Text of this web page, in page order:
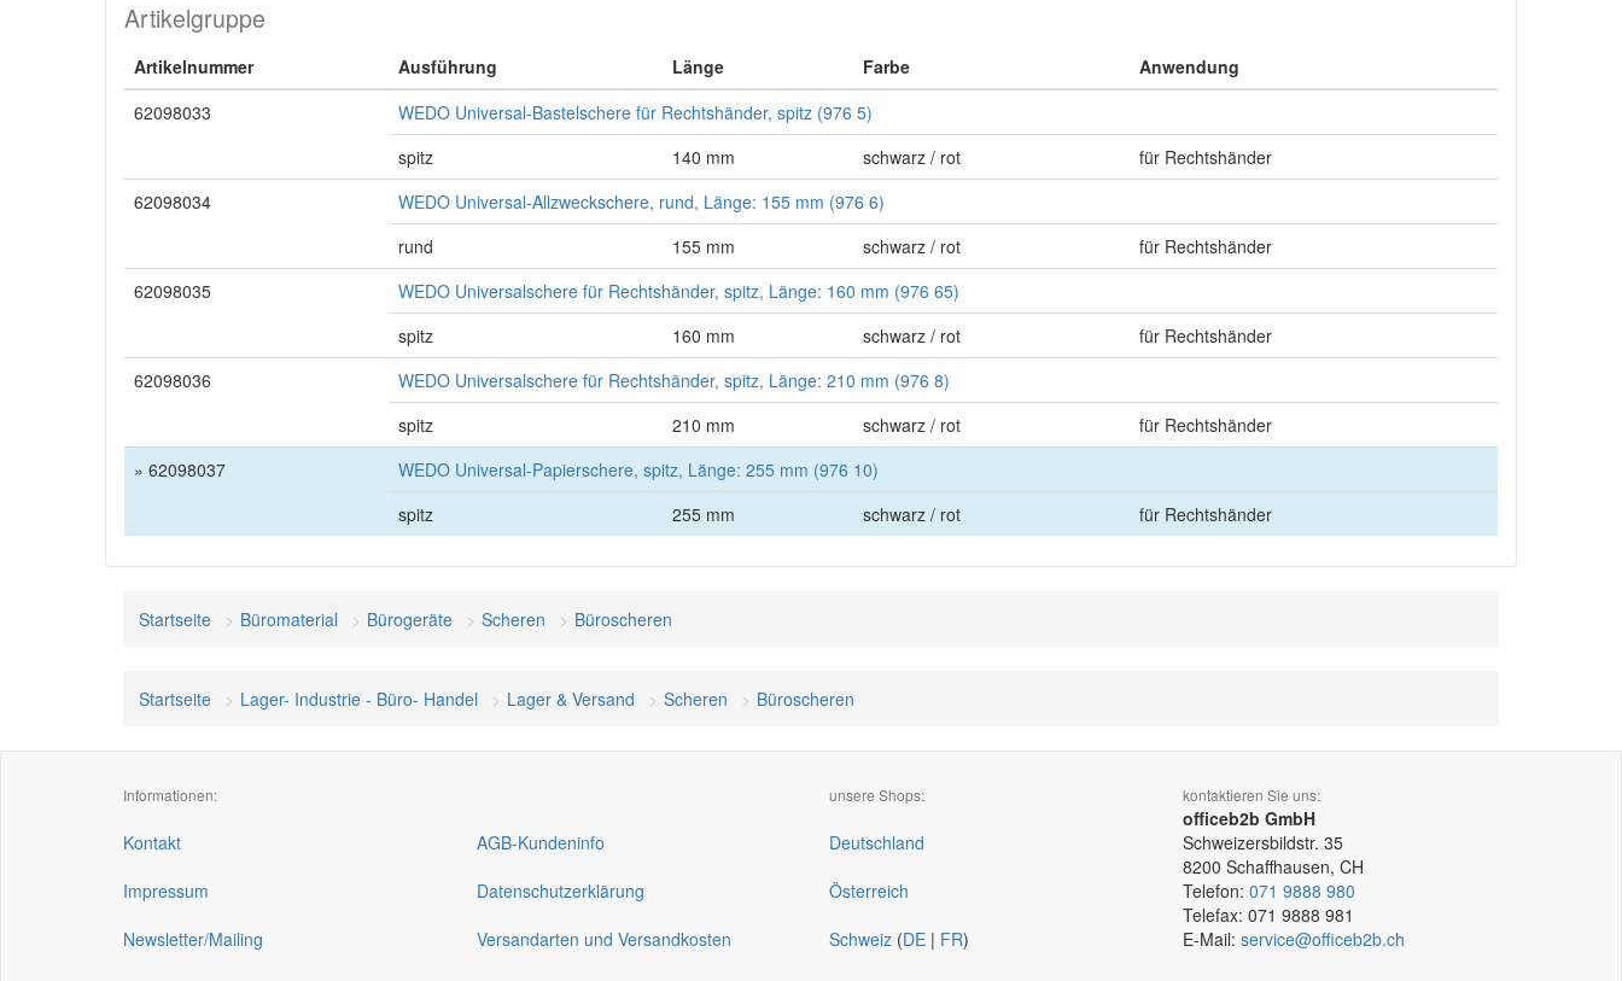
Artikelgruppe
Artikelnummer Ausführung Länge Farbe
Anwendung
62098033
WEDO Universal-Bastelschere für Rechtshänder, spitz (976 5)
spitz
140 mm schwarz / rot
für Rechtshänder
62098034
WEDO Universal-Allzweckschere, rund, Länge: 155 mm (976 6)
rund
155 mm schwarz / rot
für Rechtshänder
62098035
WEDO Universalschere für Rechtshänder, spitz, Länge: 160 mm (976 65)
spitz
160 mm schwarz / rot
für Rechtshänder
62098036
WEDO Universalschere für Rechtshänder, spitz, Länge: 210 mm (976 8)
spitz
210 mm schwarz / rot
für Rechtshänder
» 62098037
WEDO Universal-Papierschere, spitz, Länge: 255 mm (976 10)
spitz
255 mm schwarz / rot für Rechtshänder
Startseite Büromaterial Bürogeräte Scheren Büroscheren
Startseite Lager- Industrie - Büro- Handel Lager & Versand Scheren Büroscheren
Informationen:
Kontakt
Impressum
Newsletter/Mailing
AGB-Kundeninfo
Datenschutzerklärung
Versandarten und Versandkosten
unsere Shops:
Deutschland
Österreich
Schweiz (DE | FR)
kontaktieren Sie uns:
officeb2b GmbH
Schweizersbildstr. 35
8200 Schaffhausen, CH
Telefon: 071 9888 980
Telefax: 071 9888 981
E-Mail: service@officeb2b.ch